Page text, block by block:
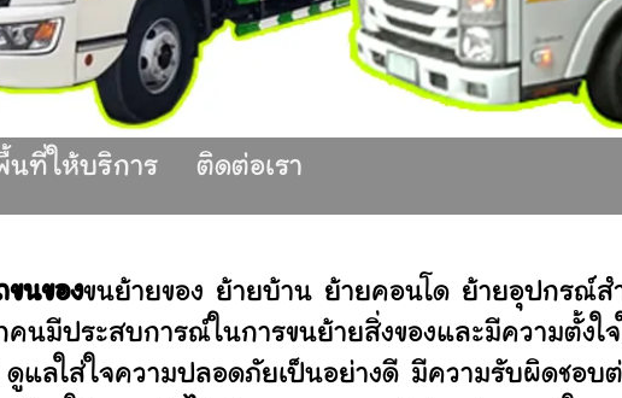
นที่ให้บริการ ติดต่อเรา
ขนของขนย้ายของ ย้ายบ้าน ย้ายคอนโด ย้ายอุปกรณ์
นมีประสบการณ์ในการขนย้ายสิ่งของและมีความตั้งใ
ดูแลใส่ใจความปลอดภัยเป็นอย่างดี มีความรับผิดชอ